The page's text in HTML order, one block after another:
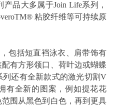
大多属于Join Life系列，
粘胶纤维等可持续原
括短直裆泳衣、肩带饰有
有方形领口、荷叶边或蝴蝶
还有全新款式的激光切割V
有全新的图案，例如提花花
围从黑色到白色，再到更具